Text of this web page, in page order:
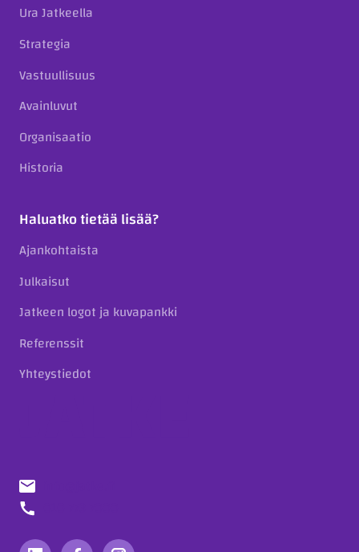
Ura Jatkeella
Strategia
Vastuullisuus
Avainluvut
Organisaatio
Historia
Haluatko tietää lisää?
Ajankohtaista
Julkaisut
Jatkeen logot ja kuvapankki
Referenssit
Yhteystiedot